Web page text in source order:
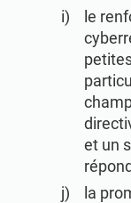
le
et un
la